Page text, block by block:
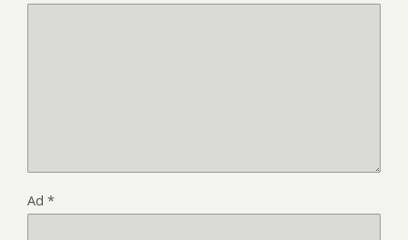
Ad *